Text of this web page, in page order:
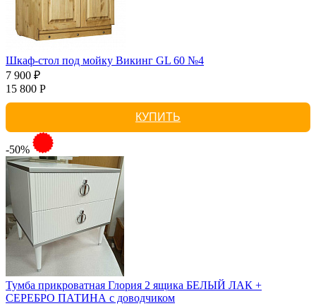
Шкаф-стол под мойку Викинг GL 60 №4
7 900 ₽
15 800 Р
КУПИТЬ
-50%
Тумба прикроватная Глория 2 ящика БЕЛЫЙ ЛАК +
СЕРЕБРО ПАТИНА с доводчиком